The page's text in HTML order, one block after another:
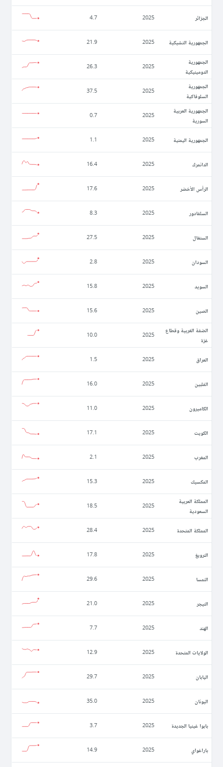
الجزائر 2025
4.7
الجمهورية التشيكية 2025
21.9
الجمهورية
الدومينيكية
2025
26.3
الجمهورية
السلوفاكية
2025
37.5
الجمهورية العربية
السورية
2025
0.7
الجمهورية اليمنية 2025
1.1
الدانمرك 2025
16.4
الرأس الأخضر 2025
17.6
السلفادور 2025
8.3
السنغال 2025
27.5
السودان 2025
2.8
السويد 2025
15.8
الصين 2025
15.6
الضفة الغربية وقطاع
غزة
2025
10.0
العراق 2025
1.5
الفلبين 2025
16.0
الكاميرون 2025
11.0
الكويت 2025
17.1
المغرب 2025
2.1
المكسيك 2025
15.3
المملكة العربية
السعودية
2025
18.5
المملكة المتحدة 2025
28.4
النرويغ 2025
17.8
النمسا 2025
29.6
النيجر 2025
21.0
الهند 2025
7.7
الولايات المتحدة 2025
12.9
اليابان 2025
29.7
اليونان 2025
35.0
بابوا غينيا الجديدة 2025
3.7
باراغواي 2025
14.9